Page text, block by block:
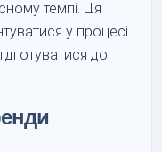
темпі. Ця
у процесі
до